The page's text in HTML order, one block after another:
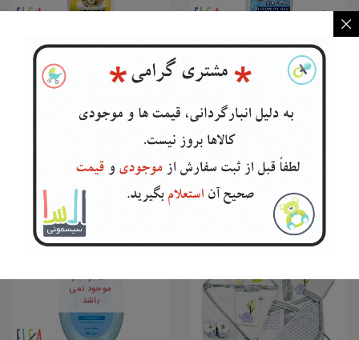
مایع لباسشویی کودک چیکو...
۲,۴۰۰,۰۰۰ تومان
افزودن به سبد خرید
اسپری ضدعفونی سطوح کودک...
محصولات مرتبط
در انبار
موجود نمی
باشد